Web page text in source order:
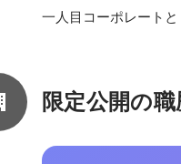
一人目コーポレート
限定公開の